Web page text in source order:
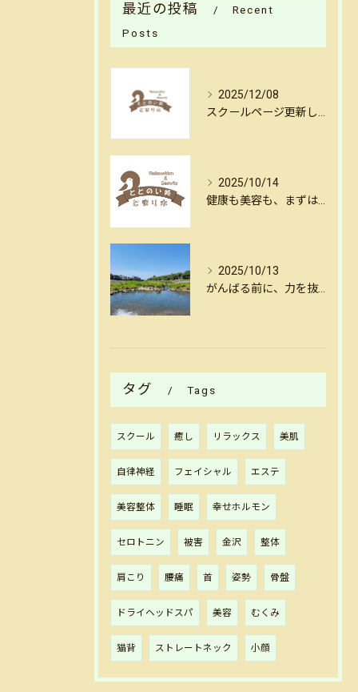
最近の投稿
Recent
Posts
2025/12/08
スクールページ更新しました
2025/10/14
健康も美容も、まずはリセットから。金沢・犀川沿いの揺らし整体
2025/10/13
がんばる前に、力を抜く。金沢犀川沿いの揺らし整体で心と体をリセット
タグ Tags
スクール 癒し リラックス 美肌
自律神経 フェイシャル エステ
美容整体 睡眠 幸せホルモン
セロトニン 被害 金沢 整体
肩こり 腰痛 首 姿勢 骨盤
ドライヘッドスパ 美容 むくみ
猫背 ストレートネック 小顔